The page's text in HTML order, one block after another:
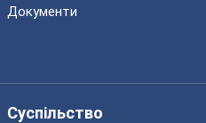
Документи
Суспільство